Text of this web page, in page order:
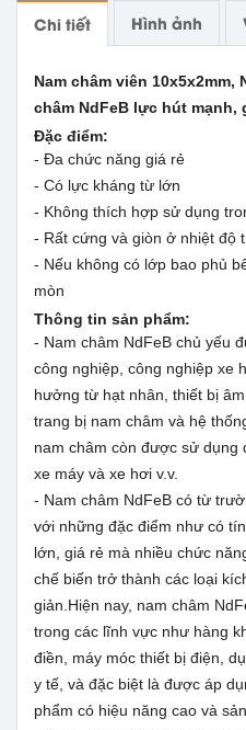
Chi tiết Hình ảnh
Nam châm viên 10x5x2mm,
châm NdFeB lực hút mạnh,
Đặc điểm:
- Đa chức năng giá rẻ
- Có lực kháng từ lớn
- Không thích hợp sử dụng
- Rất cứng và giòn ở nhiệt độ
- Nếu không có lớp bao phủ
mòn
Thông tin sản phẩm:
- Nam châm NdFeB chủ yếu
công nghiệp, công nghiệp xe
hưởng từ hạt nhân, thiết bị
trang bị nam châm và hệ
nam châm còn được sử dụng
xe máy và xe hơi v.v.
- Nam châm NdFeB có từ
với những đặc điểm như có
lớn, giá rẻ mà nhiều chức
chế biến trở thành các loại
giản.Hiện nay, nam châm
trong các lĩnh vực như hàng
điền, máy móc thiết bị điện,
y tế, và đặc biệt là được áp
phẩm có hiệu năng cao và